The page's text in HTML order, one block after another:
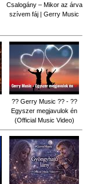
Csalogány – Mikor az árva
szívem fáj | Gerry Music
?? Gerry Music ?? - ??
Egyszer megjavulok én
(Official Music Video)